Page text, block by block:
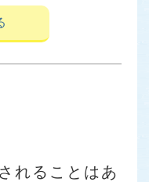
れることはあ